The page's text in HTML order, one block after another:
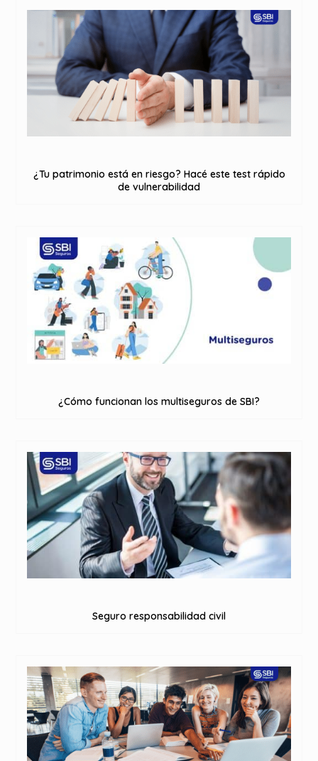
¿Tu patrimonio está en riesgo? Hacé este test rápido
de vulnerabilidad
¿Cómo funcionan los multiseguros de SBI?
Seguro responsabilidad civil